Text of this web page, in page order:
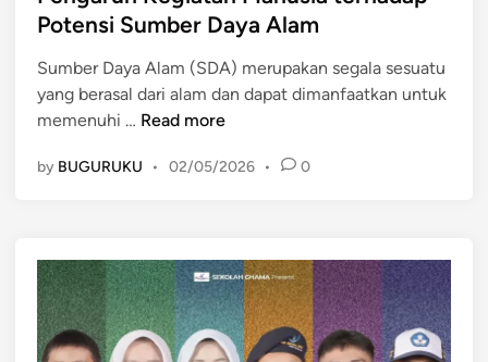
t
d
i
n
Potensi Sumber Daya Alam
Sumber Daya Alam (SDA) merupakan segala sesuatu
yang berasal dari alam dan dapat dimanfaatkan untuk
memenuhi … P
n
u
h
K
Read more
by BUGURUKU • 02/05/2026 • 0